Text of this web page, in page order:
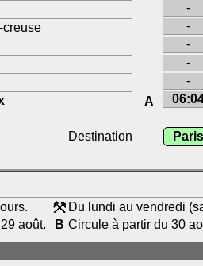
-
creuse
-
-
-
-
A
Destination Paris
Du lundi au vendredi
août. B Circule à partir du 30